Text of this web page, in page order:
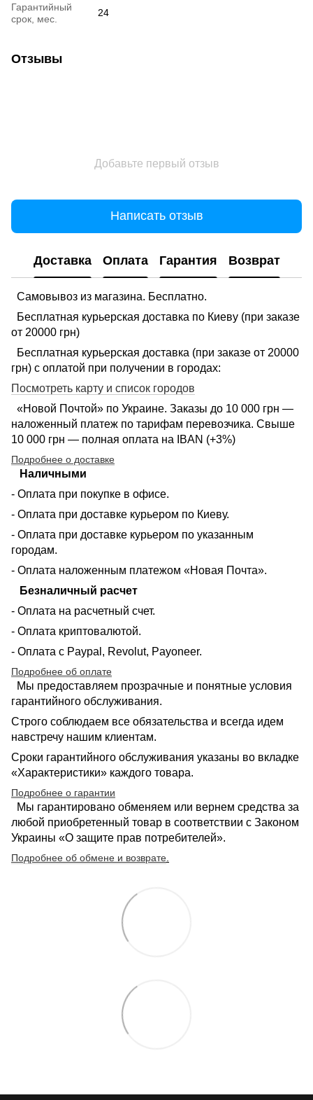
Гарантийный
срок, мес.
24
Отзывы
Добавьте первый отзыв
Написать отзыв
Доставка Оплата Гарантия Возврат
Самовывоз из магазина. Бесплатно.
Бесплатная курьерская доставка по Киеву (при заказе
от 20000 грн)
Бесплатная курьерская доставка (при заказе от 20000
грн) с оплатой при получении в городах:
Посмотреть карту и список городов
«Новой Почтой» по Украине. Заказы до 10 000 грн —
наложенный платеж по тарифам перевозчика. Свыше
10 000 грн — полная оплата на IBAN (+3%)
Подробнее о доставке
Наличными
- Оплата при покупке в офисе.
- Оплата при доставке курьером по Киеву.
- Оплата при доставке курьером по указанным
городам.
- Оплата наложенным платежом «Новая Почта».
Безналичный расчет
- Оплата на расчетный счет.
- Оплата криптовалютой.
- Оплата с Paypal, Revolut, Payoneer.
Подробнее об оплате
Мы предоставляем прозрачные и понятные условия
гарантийного обслуживания.
Строго соблюдаем все обязательства и всегда идем
навстречу нашим клиентам.
Сроки гарантийного обслуживания указаны во вкладке
«Характеристики» каждого товара.
Подробнее о гарантии
Мы гарантировано обменяем или вернем средства за
любой приобретенный товар в соответствии с Законом
Украины «О защите прав потребителей».
Подробнее об обмене и возврате